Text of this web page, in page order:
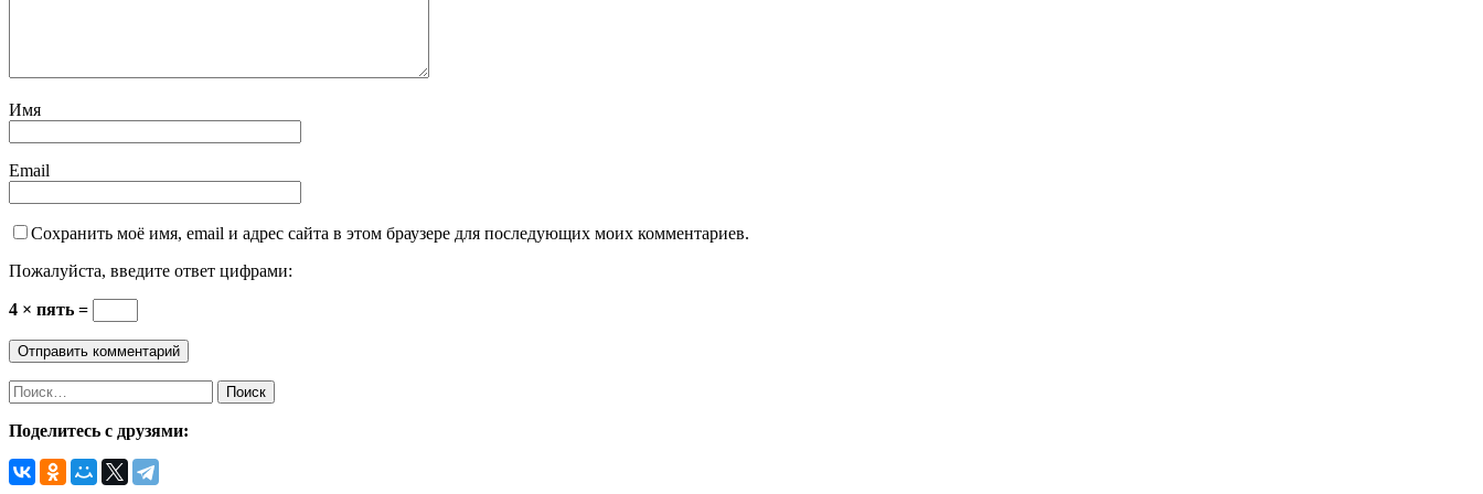
Имя
Email
Сохранить моё имя, email и адрес сайта в этом браузере для последующих моих комментариев.
Пожалуйста, введите ответ цифрами:
4 × пять =
Найти:
Поделитесь с друзями: